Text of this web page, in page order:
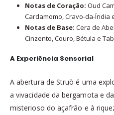
Notas de Coração: Oud
Cardamomo, Cravo-da-Índia
Notas de Base: Cera de
Cinzento, Couro, Bétula e
A Experiência Sensorial
A abertura de Struò é uma
a vivacidade da bergamota e
misterioso do açafrão e à